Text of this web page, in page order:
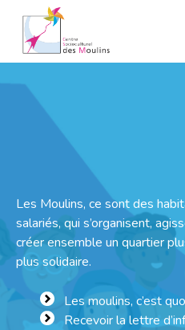
Les Moulins, ce sont des
salariés, qui s’organisent,
créer ensemble un quartier
plus solidaire.
Les moulins, c’est
Recevoir la lettre